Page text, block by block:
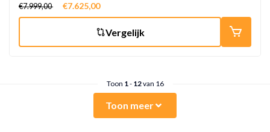
€7.999,00 €7.625,00
Vergelijk
Toon 1- 12van 16
Toon meer